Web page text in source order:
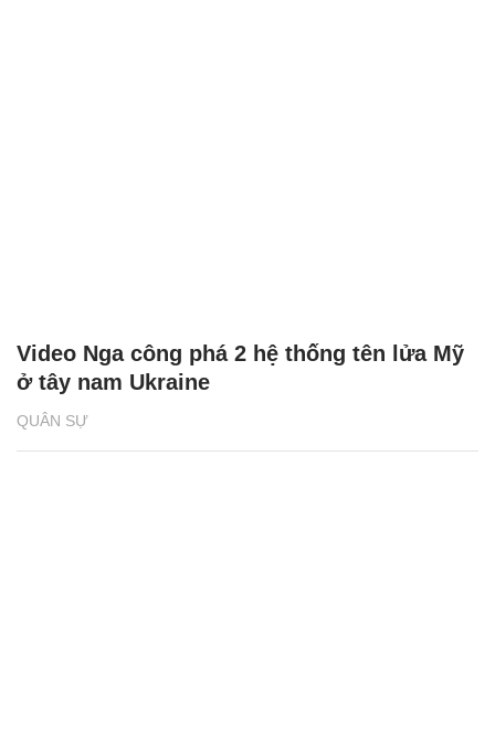
QUÂN SỰ
Video Nga công phá 2 hệ thống tên lửa Mỹ
ở tây nam Ukraine